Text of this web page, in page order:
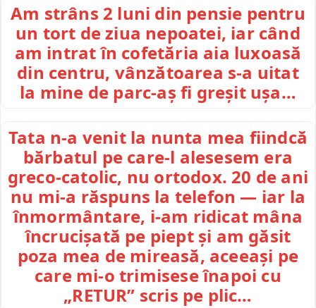
Am strâns 2 luni din pensie pentru
un tort de ziua nepoatei, iar când
am intrat în cofetăria aia luxoasă
din centru, vânzătoarea s-a uitat
la mine de parc-aș fi greșit ușa…
Tata n-a venit la nunta mea fiindcă
bărbatul pe care-l alesesem era
greco-catolic, nu ortodox. 20 de ani
nu mi-a răspuns la telefon — iar la
înmormântare, i-am ridicat mâna
încrucișată pe piept și am găsit
poza mea de mireasă, aceeași pe
care mi-o trimisese înapoi cu
„RETUR” scris pe plic…